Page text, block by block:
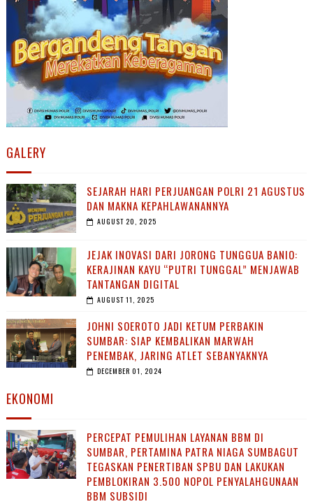
GALERY
SEJARAH HARI PERJUANGAN POLRI 21 AGUSTUS
DAN MAKNA KEPAHLAWANANNYA
AUGUST 20, 2025
JEJAK INOVASI DARI JORONG TUNGGUA BANIO:
KERAJINAN KAYU “PUTRI TUNGGAL” MENJAWAB
TANTANGAN DIGITAL
AUGUST 11, 2025
JOHNI SOEROTO JADI KETUM PERBAKIN
SUMBAR: SIAP KEMBALIKAN MARWAH
PENEMBAK, JARING ATLET SEBANYAKNYA
DECEMBER 01, 2024
EKONOMI
PERCEPAT PEMULIHAN LAYANAN BBM DI
SUMBAR, PERTAMINA PATRA NIAGA SUMBAGUT
TEGASKAN PENERTIBAN SPBU DAN LAKUKAN
PEMBLOKIRAN 3.500 NOPOL PENYALAHGUNAAN
BBM SUBSIDI